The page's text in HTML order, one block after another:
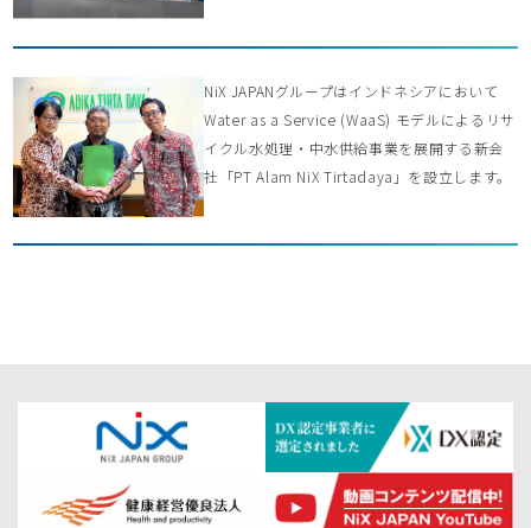
NiX JAPANグループはインドネシアにおいて
Water as a Service (WaaS) モデルによるリサ
イクル水処理・中水供給事業を展開する新会
社「PT Alam NiX Tirtadaya」を設立します。